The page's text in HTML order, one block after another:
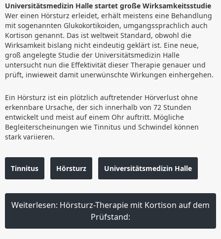
Universitätsmedizin Halle startet große Wirksamkeitsstudie
Wer einen Hörsturz erleidet, erhält meistens eine Behandlung
mit sogenannten Glukokortikoiden, umgangssprachlich auch
Kortison genannt. Das ist weltweit Standard, obwohl die
Wirksamkeit bislang nicht eindeutig geklärt ist. Eine neue,
groß angelegte Studie der Universitätsmedizin Halle
untersucht nun die Effektivität dieser Therapie genauer und
prüft, inwieweit damit unerwünschte Wirkungen einhergehen.
Ein Hörsturz ist ein plötzlich auftretender Hörverlust ohne
erkennbare Ursache, der sich innerhalb von 72 Stunden
entwickelt und meist auf einem Ohr auftritt. Mögliche
Begleiterscheinungen wie Tinnitus und Schwindel können
stark variieren.
Tinnitus Hörsturz Universitätsmedizin Halle
Weiterlesen: Hörsturz-Therapie mit Kortison auf dem
Prüfstand: